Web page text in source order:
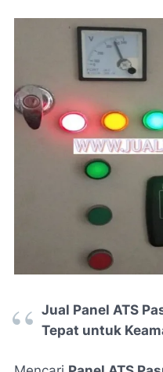
Jual Panel ATS
Tepat untuk